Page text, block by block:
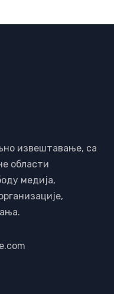
извештавање, са
области
медија,